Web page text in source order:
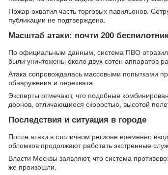
Пожар охватил часть торговых павильонов.
публикации не подтверждена.
Масштаб атаки: почти 200
По официальным данным, система ПВО
были уничтожены около двух сотен аппаратов
Атака сопровождалась массовыми попытками
обнаружения и перехвата.
Эксперты отмечают, что подобные
дронов, отличающиеся скоростью, высотой
Последствия и ситуация в городе
После атаки в столичном регионе временно
обломков продолжают работать экстренные
Власти Москвы заявляют, что система
же произошли.